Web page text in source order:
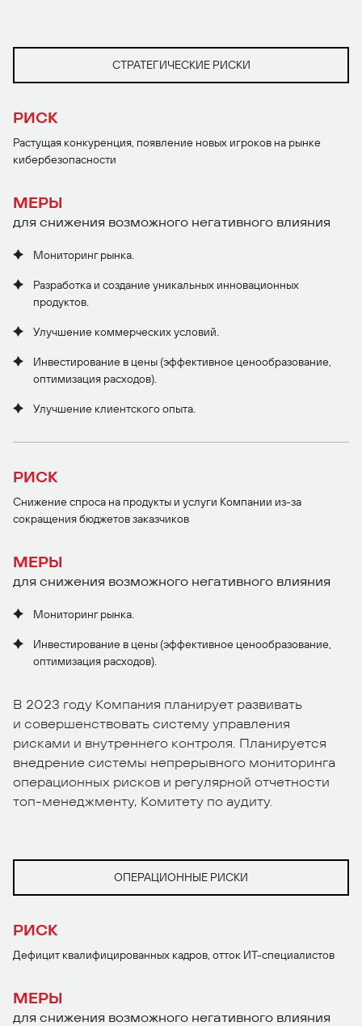
СТРАТЕГИЧЕСКИЕ РИСКИ
РИСК
Растущая конкуренция, появление новых игроков на рынке
кибербезопасности
МЕРЫ
для снижения возможного негативного влияния
Мониторинг рынка.
Разработка и создание уникальных инновационных
продуктов.
Улучшение коммерческих условий.
Инвестирование в цены (эффективное ценообразование,
оптимизация расходов).
Улучшение клиентского опыта.
РИСК
Снижение спроса на продукты и услуги Компании из-за
сокращения бюджетов заказчиков
МЕРЫ
для снижения возможного негативного влияния
Мониторинг рынка.
Инвестирование в цены (эффективное ценообразование,
оптимизация расходов).
В 2023 году Компания планирует развивать
и совершенствовать систему управления
рисками и внутреннего контроля. Планируется
внедрение системы непрерывного мониторинга
операционных рисков и регулярной отчетности
топ-менеджменту, Комитету по аудиту.
ОПЕРАЦИОННЫЕ РИСКИ
РИСК
Дефицит квалифицированных кадров, отток ИТ-специалистов
МЕРЫ
для снижения возможного негативного влияния